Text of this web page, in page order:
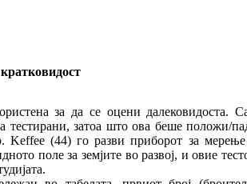
за да се оцени далековидоста.
тестирани, затоа што ова беше положи/
Keffee (44) го разви приборот за
поле за земјите во развој, и овие